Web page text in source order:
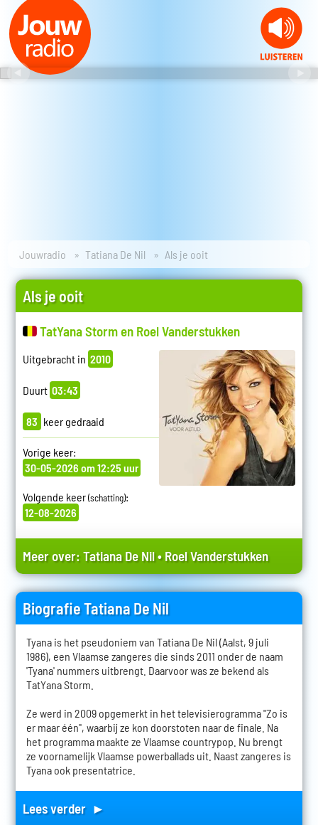
Jouwradio Tatiana De Nil Als je ooit
Als je ooit
TatYana Storm en Roel Vanderstukken
Uitgebracht in 2010
Duurt 03:43
83 keer gedraaid
Vorige keer:
30-05-2026 om 12:25 uur
Volgende keer(schatting):
12-08-2026
Meer over:Tatiana De Nil•Roel Vanderstukken
Biografie Tatiana De Nil
Tyana is het pseudoniem van Tatiana De Nil (Aalst, 9 juli
1986), een Vlaamse zangeres die sinds 2011 onder de naam
'Tyana' nummers uitbrengt. Daarvoor was ze bekend als
TatYana Storm.
Ze werd in 2009 opgemerkt in het televisierogramma "Zo is
er maar één", waarbij ze kon doorstoten naar de finale. Na
het programma maakte ze Vlaamse countrypop. Nu brengt
ze voornamelijk Vlaamse powerballads uit. Naast zangeres is
Tyana ook presentatrice.
Lees verder ►